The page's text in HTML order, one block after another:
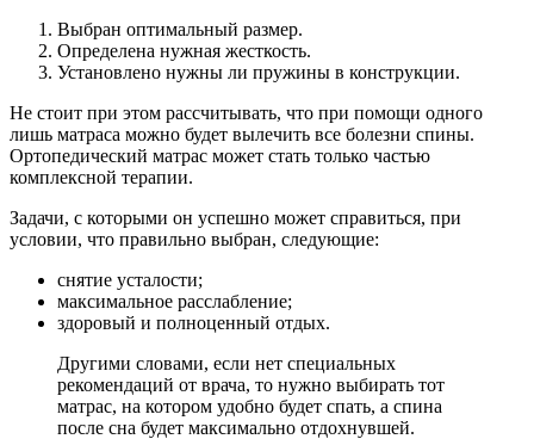
Выбран оптимальный размер.
Определена нужная жесткость.
Установлено нужны ли пружины в конструкции.
Не стоит при этом рассчитывать, что при помощи одного
лишь матраса можно будет вылечить все болезни спины.
Ортопедический матрас может стать только частью
комплексной терапии.
Задачи, с которыми он успешно может справиться, при
условии, что правильно выбран, следующие:
снятие усталости;
максимальное расслабление;
здоровый и полноценный отдых.
Другими словами, если нет специальных
рекомендаций от врача, то нужно выбирать тот
матрас, на котором удобно будет спать, а спина
после сна будет максимально отдохнувшей.